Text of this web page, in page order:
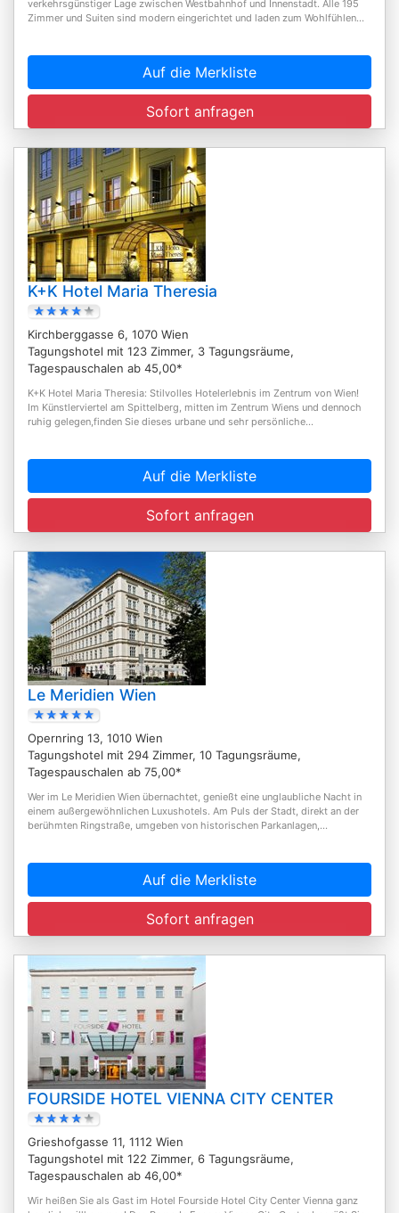
verkehrsgünstiger Lage zwischen Westbahnhof und Innenstadt. Alle 195
Zimmer und Suiten sind modern eingerichtet und laden zum Wohlfühlen...
Auf die Merkliste
Sofort anfragen
K+K Hotel Maria Theresia
Kirchberggasse 6, 1070 Wien
Tagungshotel mit 123 Zimmer, 3 Tagungsräume,
Tagespauschalen ab 45,00*
K+K Hotel Maria Theresia: Stilvolles Hotelerlebnis im Zentrum von Wien!
Im Künstlerviertel am Spittelberg, mitten im Zentrum Wiens und dennoch
ruhig gelegen,finden Sie dieses urbane und sehr persönliche...
Auf die Merkliste
Sofort anfragen
Le Meridien Wien
Opernring 13, 1010 Wien
Tagungshotel mit 294 Zimmer, 10 Tagungsräume,
Tagespauschalen ab 75,00*
Wer im Le Meridien Wien übernachtet, genießt eine unglaubliche Nacht in
einem außergewöhnlichen Luxushotels. Am Puls der Stadt, direkt an der
berühmten Ringstraße, umgeben von historischen Parkanlagen,...
Auf die Merkliste
Sofort anfragen
FOURSIDE HOTEL VIENNA CITY CENTER
Grieshofgasse 11, 1112 Wien
Tagungshotel mit 122 Zimmer, 6 Tagungsräume,
Tagespauschalen ab 46,00*
Wir heißen Sie als Gast im Hotel Fourside Hotel City Center Vienna ganz